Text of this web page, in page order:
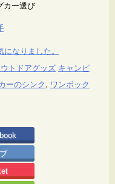
カー選び
なりました。
トドアグッズ キャンピ
ーのシンク
ワンボック